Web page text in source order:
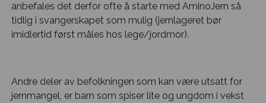
anbefales det derfor ofte å starte med AminoJern så
tidlig i svangerskapet som mulig (jernlageret bør
imidlertid først måles hos lege/jordmor).
Andre deler av befolkningen som kan være utsatt for
jernmangel, er barn som spiser lite og ungdom i vekst